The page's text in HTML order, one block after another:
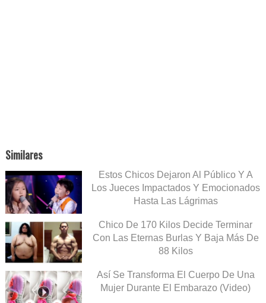
Similares
Estos Chicos Dejaron Al Público Y A
Los Jueces Impactados Y Emocionados
Hasta Las Lágrimas
Chico De 170 Kilos Decide Terminar
Con Las Eternas Burlas Y Baja Más De
88 Kilos
Así Se Transforma El Cuerpo De Una
Mujer Durante El Embarazo (Video)